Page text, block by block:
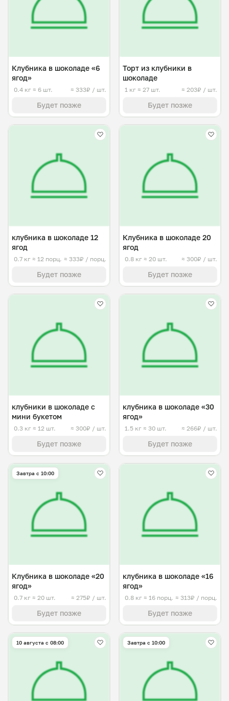
Клубника в шоколаде «6
ягод»
0.4 кг ≈ 6 шт. ≈ 333₽ / шт.
Будет позже
Торт из клубники в
шоколаде
1 кг ≈ 27 шт. ≈ 203₽ / шт.
Будет позже
клубника в шоколаде 12
ягод
0.7 кг ≈ 12 порц. ≈ 333₽ / порц.
Будет позже
Клубника в шоколаде 20
ягод
0.8 кг ≈ 20 шт. ≈ 300₽ / шт.
Будет позже
клубники в шоколаде с
мини букетом
0.3 кг ≈ 12 шт. ≈ 300₽ / шт.
Будет позже
клубника в шоколаде «30
ягод»
1.5 кг ≈ 30 шт. ≈ 266₽ / шт.
Будет позже
Завтра c 10:00
Клубника в шоколаде «20
ягод»
0.7 кг ≈ 20 шт. ≈ 275₽ / шт.
Будет позже
клубника в шоколаде «16
ягод»
0.8 кг ≈ 16 порц. ≈ 313₽ / порц.
Будет позже
10 августа с 08:00 Завтра c 10:00